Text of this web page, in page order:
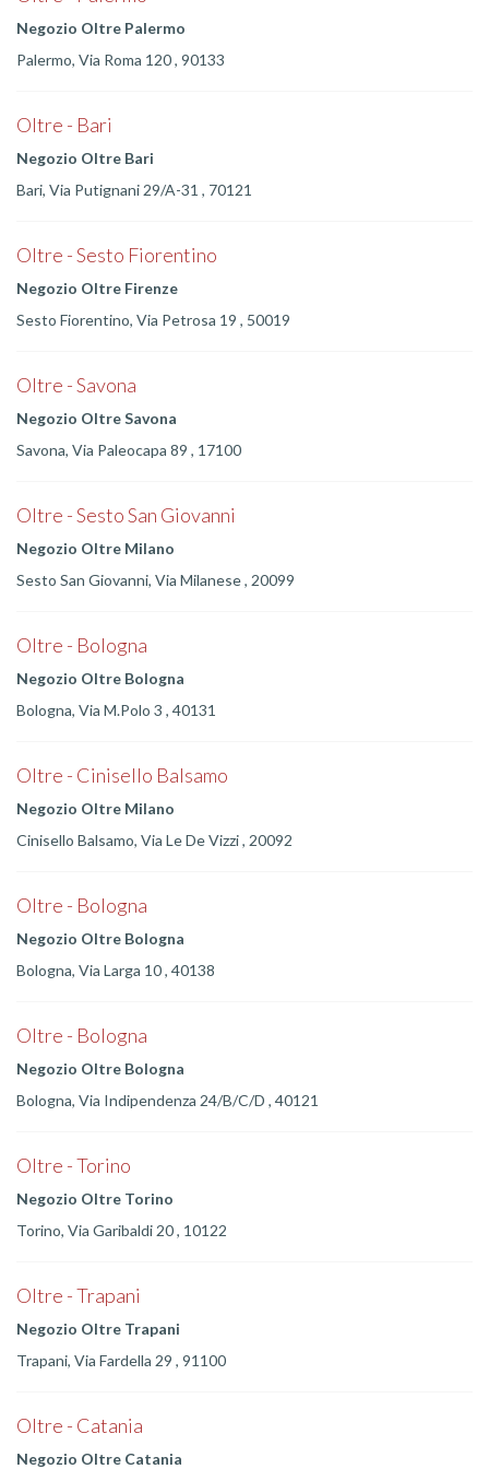
Negozio Oltre Palermo
Palermo, Via Roma 120 , 90133
Oltre - Bari
Negozio Oltre Bari
Bari, Via Putignani 29/A-31 , 70121
Oltre - Sesto Fiorentino
Negozio Oltre Firenze
Sesto Fiorentino, Via Petrosa 19 , 50019
Oltre - Savona
Negozio Oltre Savona
Savona, Via Paleocapa 89 , 17100
Oltre - Sesto San Giovanni
Negozio Oltre Milano
Sesto San Giovanni, Via Milanese , 20099
Oltre - Bologna
Negozio Oltre Bologna
Bologna, Via M.Polo 3 , 40131
Oltre - Cinisello Balsamo
Negozio Oltre Milano
Cinisello Balsamo, Via Le De Vizzi , 20092
Oltre - Bologna
Negozio Oltre Bologna
Bologna, Via Larga 10 , 40138
Oltre - Bologna
Negozio Oltre Bologna
Bologna, Via Indipendenza 24/B/C/D , 40121
Oltre - Torino
Negozio Oltre Torino
Torino, Via Garibaldi 20 , 10122
Oltre - Trapani
Negozio Oltre Trapani
Trapani, Via Fardella 29 , 91100
Oltre - Catania
Negozio Oltre Catania